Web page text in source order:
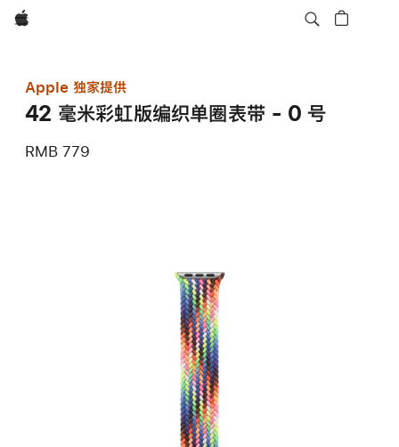
Apple
Apple 独家提供
42 毫米彩虹版编织单圈表带 - 0 号
RMB 779